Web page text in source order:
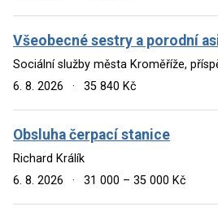
Všeobecné sestry a porodní
Sociální služby města Kroměříže,
6. 8. 2026
· 35 840 Kč
Obsluha čerpací stanice
Richard Králík
6. 8. 2026
· 31 000 – 35 000 Kč